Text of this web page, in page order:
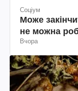
Соціум
Може
не можна
Вчора